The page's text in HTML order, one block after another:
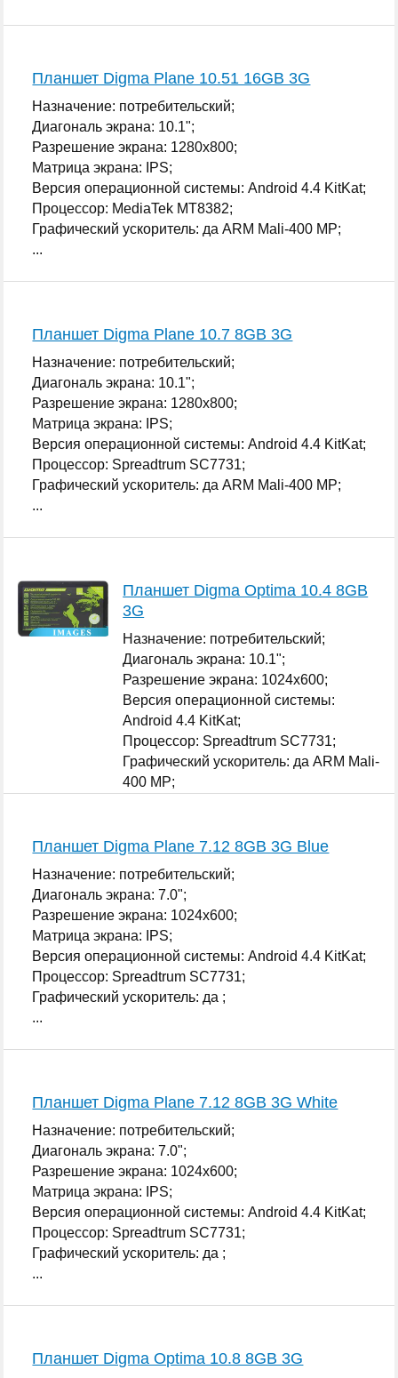
Планшет Digma Plane 10.51 16GB 3G
Назначение: потребительский;
Диагональ экрана: 10.1";
Разрешение экрана: 1280x800;
Матрица экрана: IPS;
Версия операционной системы: Android 4.4 KitKat;
Процессор: MediaTek MT8382;
Графический ускоритель: да ARM Mali-400 MP;
...
Планшет Digma Plane 10.7 8GB 3G
Назначение: потребительский;
Диагональ экрана: 10.1";
Разрешение экрана: 1280x800;
Матрица экрана: IPS;
Версия операционной системы: Android 4.4 KitKat;
Процессор: Spreadtrum SC7731;
Графический ускоритель: да ARM Mali-400 MP;
...
Планшет Digma Optima 10.4 8GB
3G
Назначение: потребительский;
Диагональ экрана: 10.1";
Разрешение экрана: 1024x600;
Версия операционной системы:
Android 4.4 KitKat;
Процессор: Spreadtrum SC7731;
Графический ускоритель: да ARM Mali-
400 MP;
Планшет Digma Plane 7.12 8GB 3G Blue
Назначение: потребительский;
Диагональ экрана: 7.0";
Разрешение экрана: 1024x600;
Матрица экрана: IPS;
Версия операционной системы: Android 4.4 KitKat;
Процессор: Spreadtrum SC7731;
Графический ускоритель: да ;
...
Планшет Digma Plane 7.12 8GB 3G White
Назначение: потребительский;
Диагональ экрана: 7.0";
Разрешение экрана: 1024x600;
Матрица экрана: IPS;
Версия операционной системы: Android 4.4 KitKat;
Процессор: Spreadtrum SC7731;
Графический ускоритель: да ;
...
Планшет Digma Optima 10.8 8GB 3G